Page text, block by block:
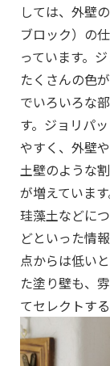
しては、外壁
ブロック）の
っています。
たくさんの色
でいろいろな
す。ジョリパ
やすく、外壁
土壁のような
が増えていま
珪藻土などに
どといった情
点からは低い
た塗り壁も、
てセレクトす